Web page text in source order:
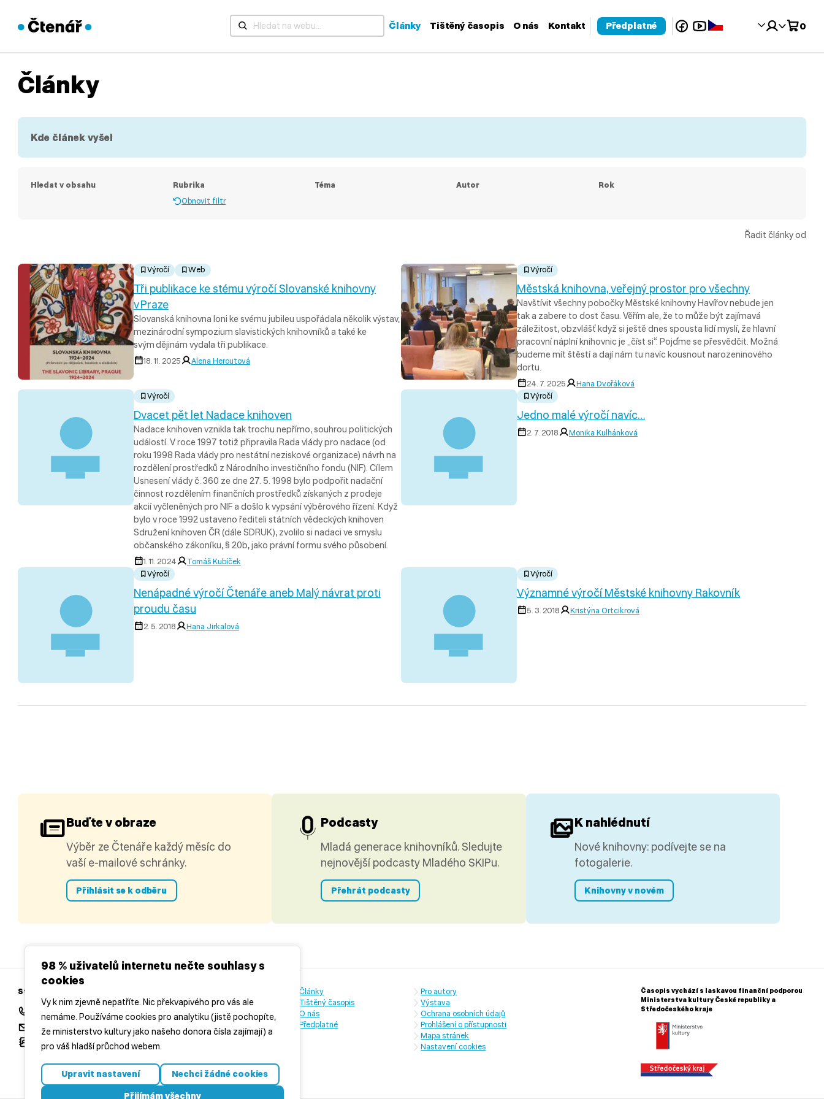
98 % uživatelů internetu nečte souhlasy s
cookies
Vy k nim zjevně nepatříte. Nic překvapivého pro vás ale
nemáme. Používáme cookies pro analytiku (jistě pochopíte,
že ministerstvo kultury jako našeho donora čísla zajímají) a
pro váš hladší průchod webem.
Upravit nastavení Nechci žádné cookies
Přijímám všechny
Články Tištěný časopis O nás Kontakt Předplatné Facebook
YouTube 0
Články
Kde článek vyšel
Hledat v obsahu Rubrika Téma Autor
Rok
Obnovit filtr
Řadit články od
Výročí Web
Tři publikace ke stému výročí Slovanské knihovny
v Praze
Slovanská knihovna loni ke svému jubileu uspořádala několik výstav,
mezinárodní sympozium slavistických knihovníků a také ke
svým dějinám vydala tři publikace.
18. 11. 2025 Alena Heroutová
Výročí
Městská knihovna, veřejný prostor pro všechny
Navštívit všechny pobočky Městské knihovny Havířov nebude jen
tak a zabere to dost času. Věřím ale, že to může být zajímavá
záležitost, obzvlášť když si ještě dnes spousta lidí myslí, že hlavní
pracovní náplní knihovnic je „číst si“. Pojďme se přesvědčit. Možná
budeme mít štěstí a dají nám tu navíc kousnout narozeninového
dortu.
24. 7. 2025
Hana Dvořáková
Výročí
Dvacet pět let Nadace knihoven
Nadace knihoven vznikla tak trochu nepřímo, souhrou politických
událostí. V roce 1997 totiž připravila Rada vlády pro nadace (od
roku 1998 Rada vlády pro nestátní neziskové organizace) návrh na
rozdělení prostředků z Národního investičního fondu (NIF). Cílem
Usnesení vlády č. 360 ze dne 27. 5. 1998 bylo podpořit nadační
činnost rozdělením finančních prostředků získaných z prodeje
akcií vyčleněných pro NIF a došlo k vypsání výběrového řízení. Když
bylo v roce 1992 ustaveno řediteli státních vědeckých knihoven
Sdružení knihoven ČR (dále SDRUK), zvolilo si nadaci ve smyslu
občanského zákoníku, § 20b, jako právní formu svého působení.
1. 11. 2024 Tomáš Kubíček
Výročí
Jedno malé výročí navíc…
2. 7. 2018 Monika Kulhánková
Výročí
Nenápadné výročí Čtenáře aneb Malý návrat proti
proudu času
2. 5. 2018 Hana Jirkalová
Výročí
Významné výročí Městské knihovny Rakovník
5. 3. 2018 Kristýna Ortcikrová
Buďte v obraze
Výběr ze Čtenáře každý měsíc do
vaší e-mailové schránky.
Přihlásit se k odběru
Podcasty
Mladá generace knihovníků. Sledujte
nejnovější podcasty Mladého SKIPu.
Přehrát podcasty
K nahlédnutí
Nové knihovny: podívejte se na
fotogalerie.
Knihovny v novém
Středočeská vědecká knihovna v Kladně
+420 312 813 154
redakce@casopisctenar.cz
Všechny kontakty
Články
Tištěný časopis
O nás
Předplatné
Pro autory
Výstava
Ochrana osobních údajů
Prohlášení o přístupnosti
Mapa stránek
Nastavení cookies
Časopis vychází s laskavou finanční podporou
Ministerstva kultury České republiky a
Středočeského kraje